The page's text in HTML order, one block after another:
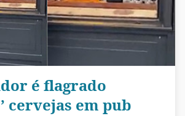
é flagrado
cervejas em pub